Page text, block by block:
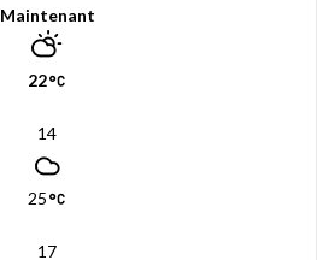
Maintenant
22
14
25
17